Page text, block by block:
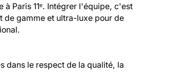
Paris 11ᵉ. Intégrer l'équipe, c'est
de gamme et ultra-luxe pour de
dans le respect de la qualité, la